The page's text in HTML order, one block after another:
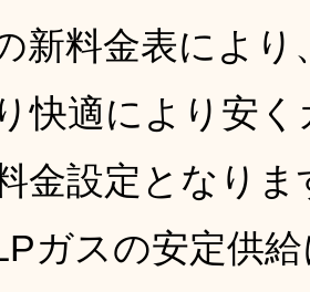
新料金表によ
快適により安
金設定となりま
ガスの安定供